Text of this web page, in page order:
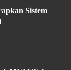
Sistem